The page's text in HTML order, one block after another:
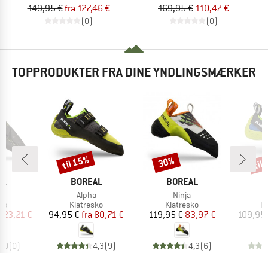
149,95 €fra 127,46 €
(0)
169,95 € 110,47 €
(0)
TOPPRODUKTER FRA DINE YNDLINGSMÆRKER
pris
€
(0)
MÆRKE
BOREAL
Artikel
Alpha
Produktgruppe
Klatresko
Pris
94,95 € Nedsat pris
fra 80,71 €
4,3(9)
Rabat
til 15%
MÆRKE
BOREAL
Artikel
Ninja
Produktgruppe
Klatresko
Pris
119,95 €Nedsat pris
83,97 €
4,3(6)
Rabat
30%
109,95
til